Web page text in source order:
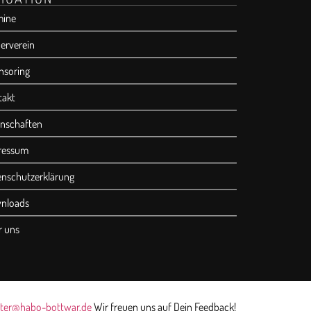
uns
bottwar.deWir freuen uns auf Dein Feedback!